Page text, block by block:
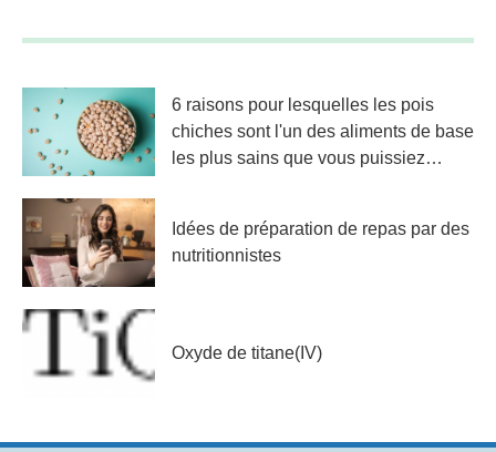
6 raisons pour lesquelles les pois
chiches sont l'un des aliments de base
les plus sains que vous puissiez
Idées de préparation de repas par des
nutritionnistes
Oxyde de titane(IV)